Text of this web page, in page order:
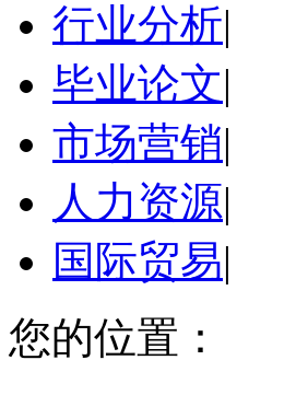
行业分析|
毕业论文|
市场营销|
人力资源|
国际贸易|
您的位置：